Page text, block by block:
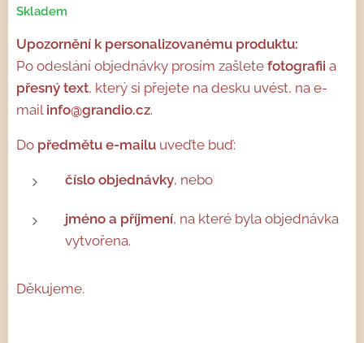
Skladem
Upozornění k personalizovanému produktu:
Po odeslání objednávky prosím zašlete fotografii a
přesný text, který si přejete na desku uvést, na e-
mail info@grandio.cz.
Do předmětu e-mailu uveďte buď:
číslo objednávky, nebo
jméno a příjmení, na které byla objednávka
vytvořena.
Děkujeme.